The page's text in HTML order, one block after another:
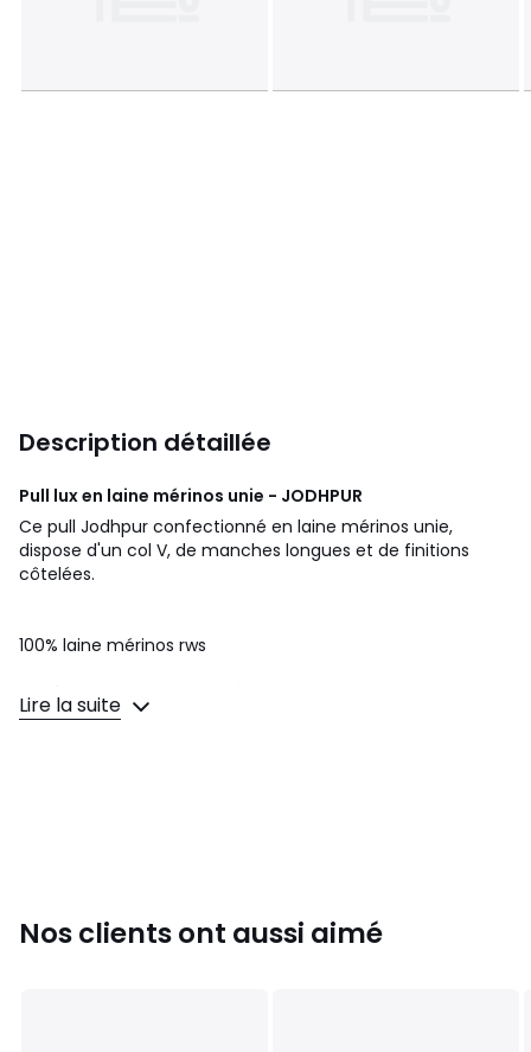
Description détaillée
Pull lux en laine mérinos unie - JODHPUR
Ce pull Jodhpur confectionné en laine mérinos unie,
dispose d'un col V, de manches longues et de finitions
côtelées.
100% laine mérinos rws
Couleurs
Tailles XS, S, M, L, XL
Lire la suite
Nos clients ont aussi aimé